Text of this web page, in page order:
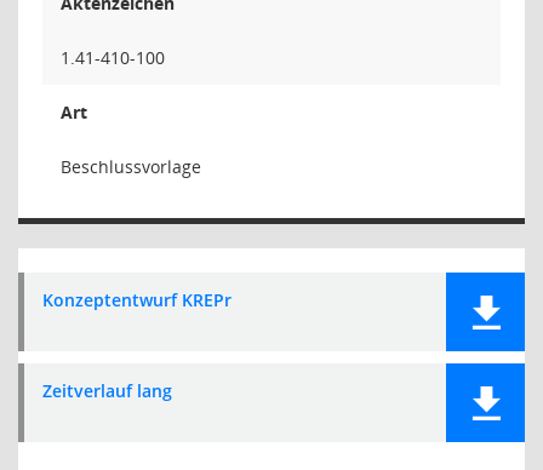
1.41-410-100
Art
Beschlussvorlage
Konzeptentwurf KREPr
Zeitverlauf lang